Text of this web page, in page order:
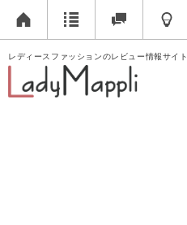
レディースファッションのレビュー情報サイト